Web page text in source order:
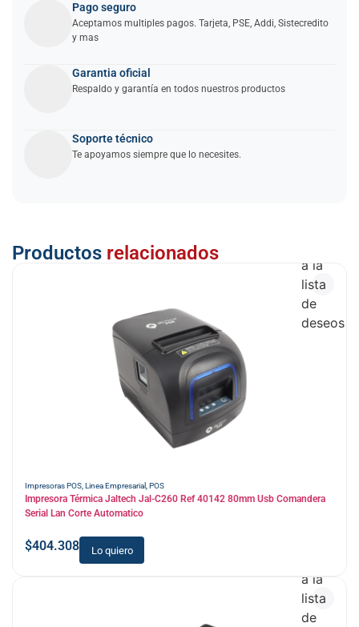
Pago seguro
Aceptamos multiples pagos. Tarjeta, PSE, Addi, Sistecredito
y mas
Garantia oficial
Respaldo y garantía en todos nuestros productos
Soporte técnico
Te apoyamos siempre que lo necesites.
Productos relacionados
Impresoras POS, Linea Empresarial, POS
Impresora Térmica Jaltech Jal-C260 Ref 40142 80mm Usb Comandera
Serial Lan Corte Automatico
$404.308 Lo quiero
a la
lista
de
deseos
a la
lista
de